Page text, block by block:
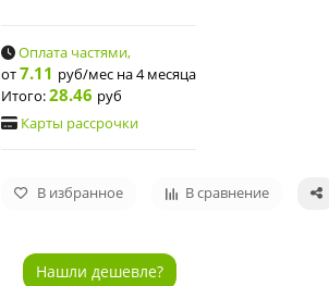
Оплата частями,
от7.11 руб/мес на 4 месяца
Итого:28.46 руб
Карты рассрочки
В избранное В сравнение
Нашли дешевле?